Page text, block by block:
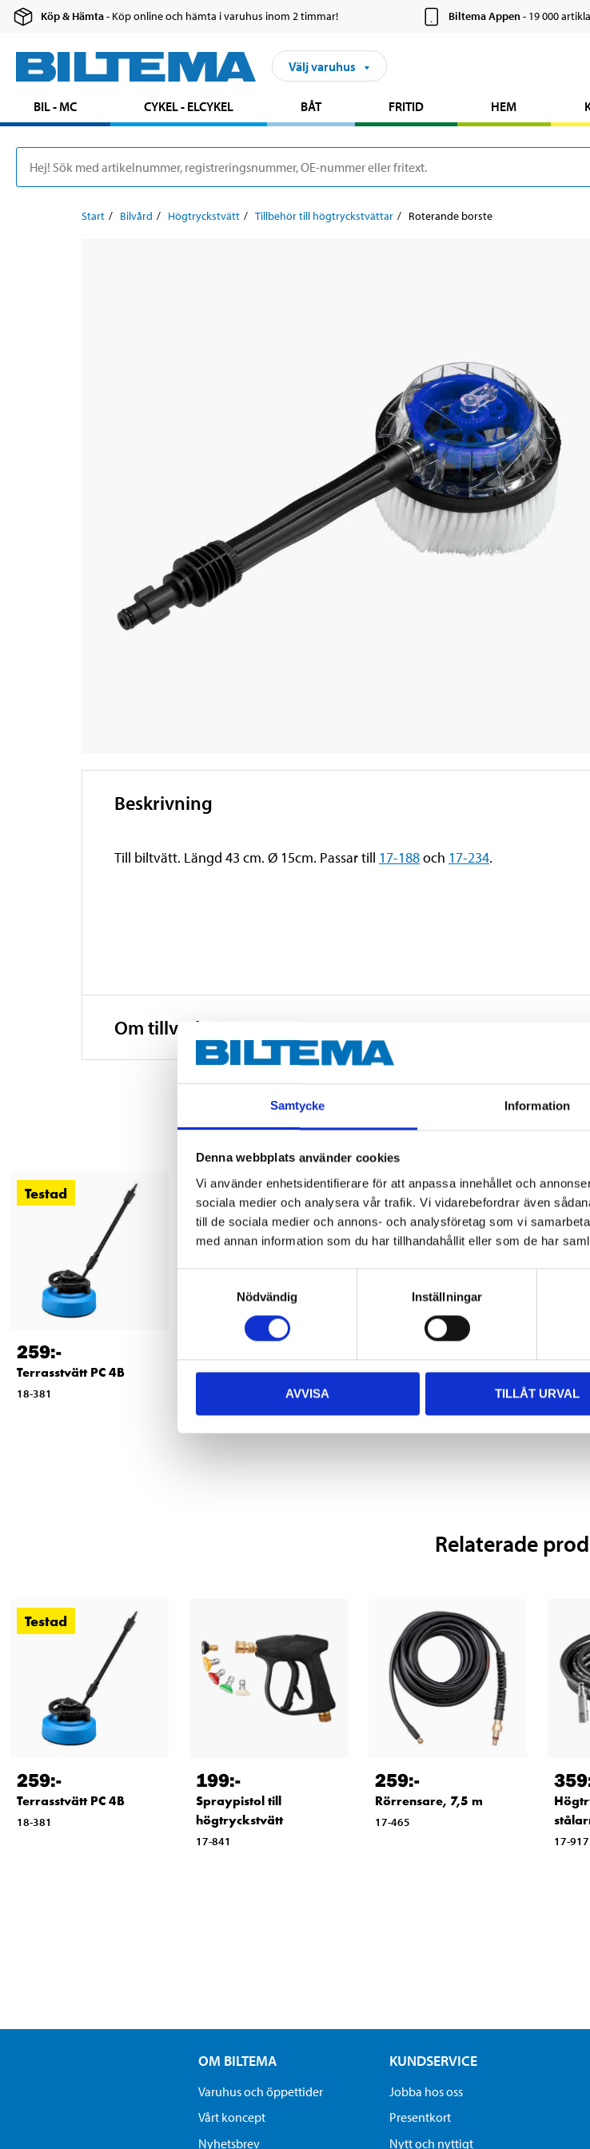
Samtycke Information
Denna webbplats använder cookies
Vi använder enhetsidentifierare för att anpassa innehållet och
sociala medier och analysera vår trafik. Vi vidarebefordrar även
till de sociala medier och annons- och analysföretag som vi
med annan information som du har tillhandahållit eller som de har
Nödvändig
Inställningar
AVVISA TILLÅT URVAL
Köp & Hämta- Köp online och hämta i varuhus inom 2 timmar! Biltema Appen- 19 000
Välj varuhus
BIL - MC CYKEL - ELCYKEL BÅT FRITID HEM
Start Bilvård Högtryckstvätt Tillbehör till högtryckstvättar Roterande borste
Beskrivning
Till biltvätt. Längd 43 cm. Ø 15cm. Passar till 17-188och 17-234.
Om tillverkaren
Andra kunder
Testad
259:-
Terrasstvätt PC 4B
18-381
Adapter
Högtrycksschampo, 4
36-9550
17-913
Relaterade
Testad
259:-
Terrasstvätt PC 4B
18-381
199:-
Spraypistol till
högtryckstvätt
17-841
259:-
Rörrensare, 7,5 m
17-465
359
17-917
OM BILTEMA
Varuhus och öppettider
Vårt koncept
Nyhetsbrev
KUNDSERVICE
Jobba hos oss
Presentkort
Nytt och nyttigt